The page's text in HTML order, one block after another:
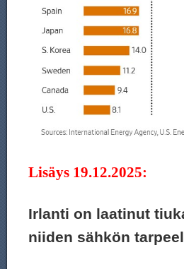
Lisäys 19.12.2025:
Irlanti on laatinut
niiden sähkön